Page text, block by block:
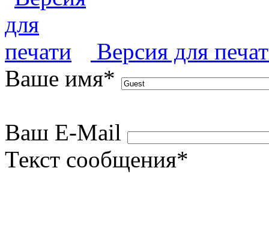
Версия для
Ваше имя*
Ваш E-Mail
Текст сообщения*